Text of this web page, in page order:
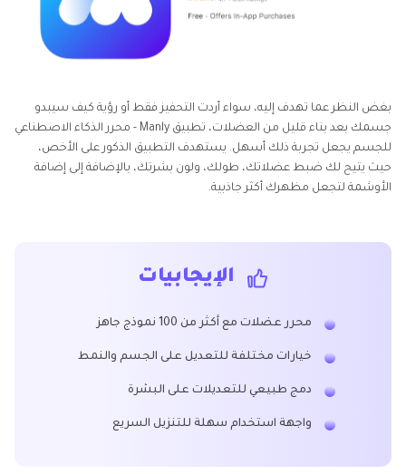
بغض النظر عما تهدف إليه، سواء أردت التحفيز فقط أو رؤية كيف سيبدو
جسمك بعد بناء قليل من العضلات، تطبيق Manly - محرر الذكاء الاصطناعي
للجسم يجعل تجربة ذلك أسهل. يستهدف التطبيق الذكور على الأخص،
حيث يتيح لك ضبط عضلاتك، طولك، ولون بشرتك، بالإضافة إلى إضافة
الأوشمة لتجعل مظهرك أكثر جاذبية.
الإيجابيات
محرر عضلات مع أكثر من 100 نموذج جاهز
خيارات مختلفة للتعديل على الجسم والنمط
دمج طبيعي للتعديلات على البشرة
واجهة استخدام سهلة للتنزيل السريع